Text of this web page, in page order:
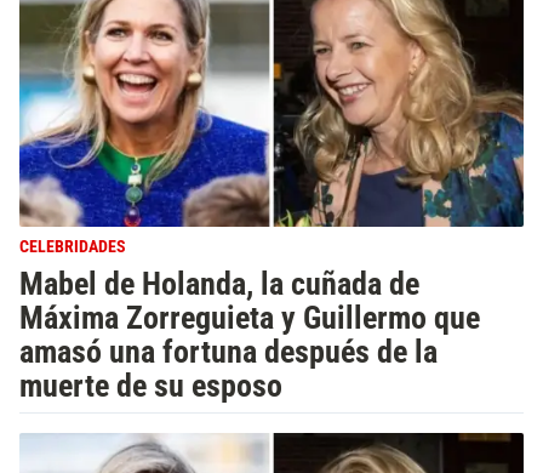
CELEBRIDADES
Mabel de Holanda, la cuñada de
Máxima Zorreguieta y Guillermo que
amasó una fortuna después de la
muerte de su esposo